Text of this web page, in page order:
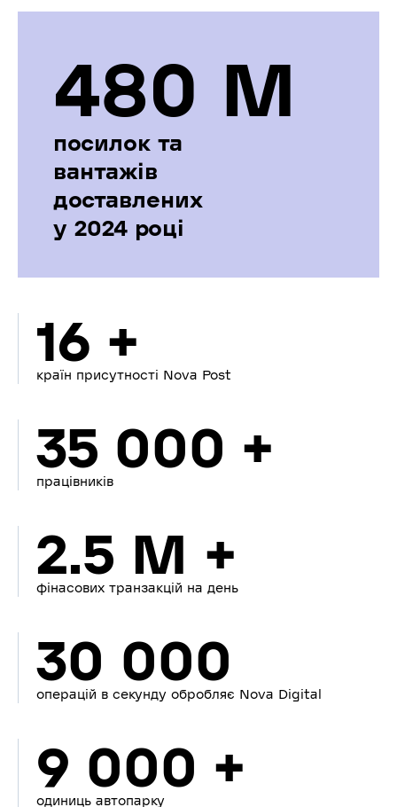
480 М
посилок та
вантажів
доставлених
у 2024 році
16 +
країн присутності Nova Post
35 000 +
працівників
2.5 M +
фінасових транзакцій на день
30 000
операцій в секунду обробляє Nova Digital
9 000 +
одиниць автопарку